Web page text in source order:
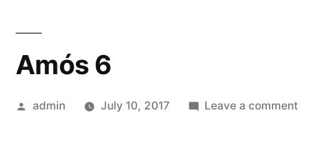
Amós 6
Posted
admin July 10, 2017 Leave a comment